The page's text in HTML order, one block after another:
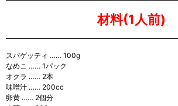
材料(1人前)
スパゲッティ …… 100g
なめこ …… 1パック
オクラ …… 2本
味噌汁 …… 200cc
卵黄 …… 2個分